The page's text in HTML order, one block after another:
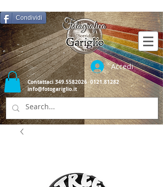
Condividi
Contattaci349.5582026 0121.81282
info@fotogariglio.it
Accedi